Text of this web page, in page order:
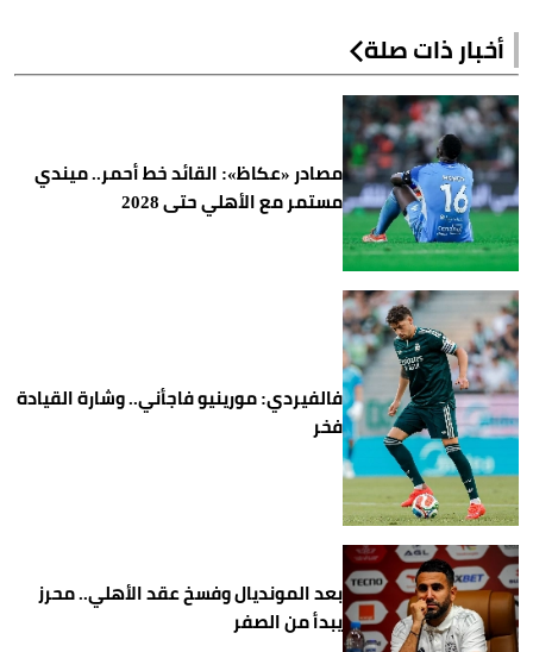
أخبار ذات صلة
مصادر «عكاظ»: القائد خط أحمر.. ميندي
مستمر مع الأهلي حتى 2028
فالفيردي: مورينيو فاجأني.. وشارة القيادة
فخر
بعد المونديال وفسخ عقد الأهلي.. محرز
يبدأ من الصفر